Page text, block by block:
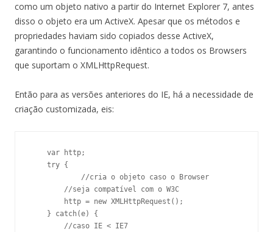
como um objeto nativo a partir do Internet Explorer 7, antes
disso o objeto era um ActiveX. Apesar que os métodos e
propriedades haviam sido copiados desse ActiveX,
garantindo o funcionamento idêntico a todos os Browsers
que suportam o XMLHttpRequest.
Então para as versões anteriores do IE, há a necessidade de
criação customizada, eis:
    var http;
    try {
        //seja compatível com o W3C
        http = new XMLHttpRequest();
    } catch(e) {
        //caso IE < IE7